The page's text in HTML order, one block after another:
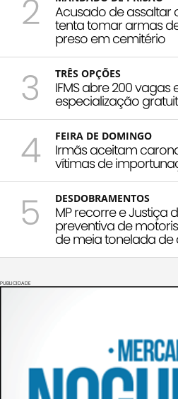
2 Acusado de assaltar
tenta tomar armas
preso em cemitério
3 TRÊS OPÇÕES
IFMS abre 200 vagas
especialização
4 FEIRA DE DOMINGO
Irmãs aceitam
vítimas de
5 DESDOBRAMENTOS
MP recorre e Justiça
preventiva de
de meia tonelada de
PUBLICIDADE